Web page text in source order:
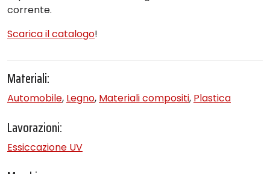
corrente.
Scarica il catalogo!
Materiali:
Automobile, Legno, Materiali compositi, Plastica
Lavorazioni:
Essiccazione UV